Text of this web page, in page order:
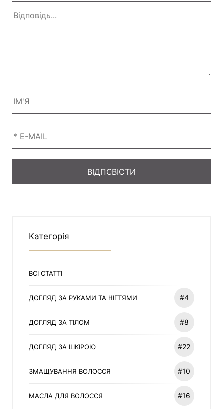
Категорія
ВСІ СТАТТІ
ДОГЛЯД ЗА РУКАМИ ТА НІГТЯМИ #4
ДОГЛЯД ЗА ТІЛОМ #8
ДОГЛЯД ЗА ШКІРОЮ #22
ЗМАЩУВАННЯ ВОЛОССЯ #10
МАСЛА ДЛЯ ВОЛОССЯ #16